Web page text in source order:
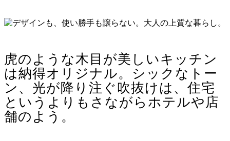
虎のような木目が美しいキッチン
は納得オリジナル。シックなトー
ン、光が降り注ぐ吹抜けは、住宅
というよりもさながらホテルや店
舗のよう。